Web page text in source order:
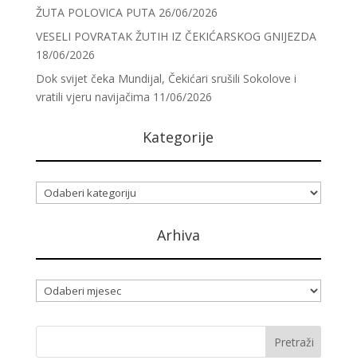
ŽUTA POLOVICA PUTA 26/06/2026
VESELI POVRATAK ŽUTIH IZ ČEKIĆARSKOG GNIJEZDA
18/06/2026
Dok svijet čeka Mundijal, Čekićari srušili Sokolove i
vratili vjeru navijačima 11/06/2026
Kategorije
Kategorije
Arhiva
Arhiva